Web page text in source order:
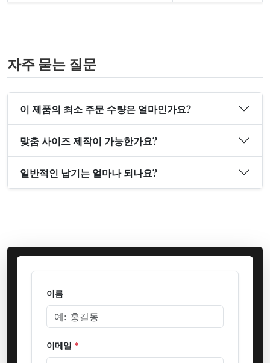
자주 묻는 질문
이 제품의 최소 주문 수량은 얼마인가요?
맞춤 사이즈 제작이 가능한가요?
일반적인 납기는 얼마나 되나요?
이름
이메일 *